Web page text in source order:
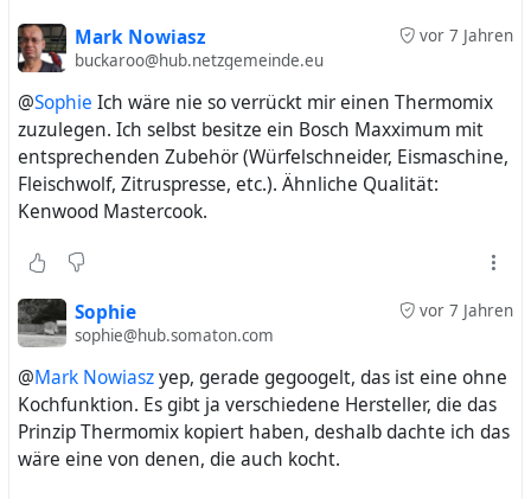
vor 7 Jahren
Mark Nowiasz
buckaroo@hub.netzgemeinde.eu
@Sophie Ich wäre nie so verrückt mir einen Thermomix
zuzulegen. Ich selbst besitze ein Bosch Maxximum mit
entsprechenden Zubehör (Würfelschneider, Eismaschine,
Fleischwolf, Zitruspresse, etc.). Ähnliche Qualität:
Kenwood Mastercook.
vor 7 Jahren
Sophie
sophie@hub.somaton.com
@Mark Nowiaszyep, gerade gegoogelt, das ist eine ohne
Kochfunktion. Es gibt ja verschiedene Hersteller, die das
Prinzip Thermomix kopiert haben, deshalb dachte ich das
wäre eine von denen, die auch kocht.